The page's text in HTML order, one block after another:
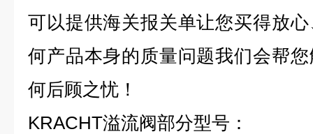
可以提供海关报关单让您买得放
何产品本身的质量问题我们会帮
何后顾之忧！
KRACHT溢流阀部分型号：